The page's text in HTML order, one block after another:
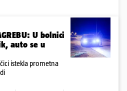
U bolnici
auto se u
istekla prometna